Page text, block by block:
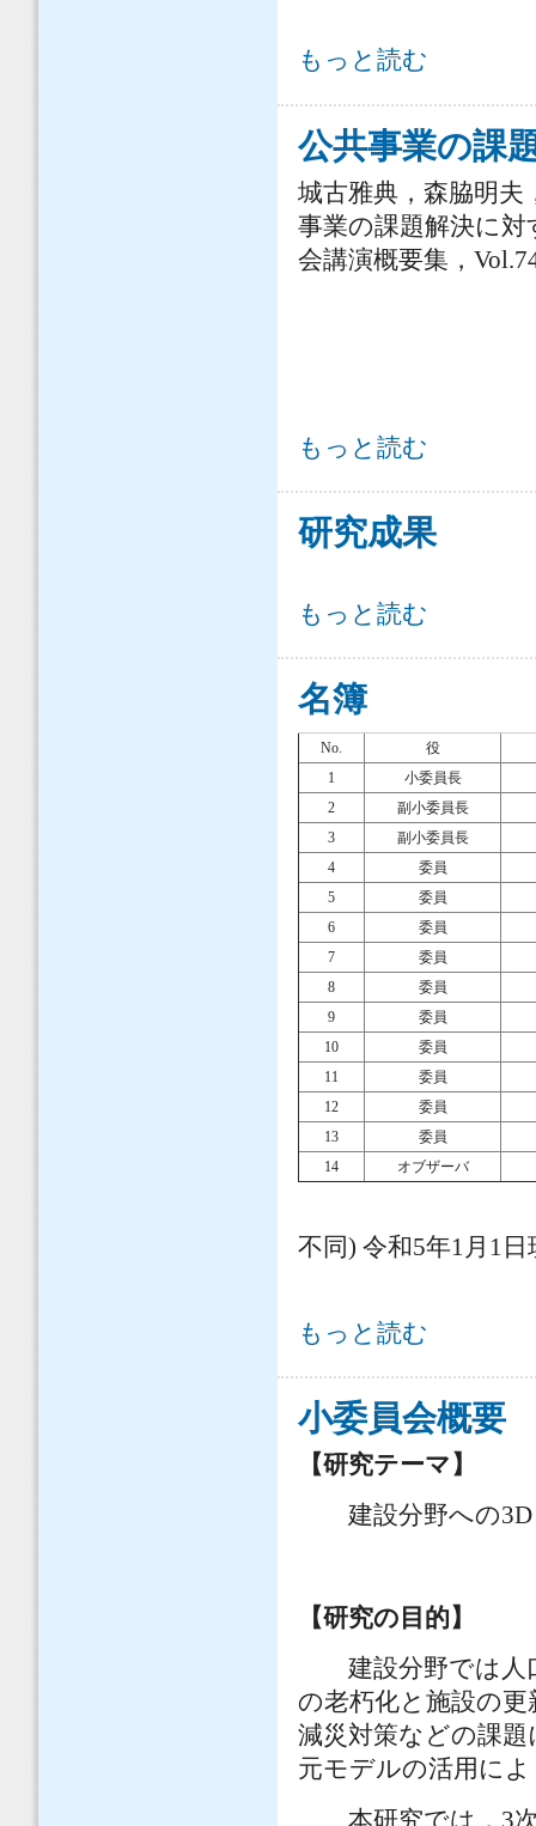
橋脚の3次元モデルに幾何公差を適
もっと読む
公共事業の課
城古雅典，森脇明夫
事業の課題解決に対
会講演概要集，
公共事業の課題解決に対する幾何公
もっと読む
研究成果
研究成果 について
もっと読む
名簿
No.
役
1
小委員長
2
副小委員長
3
副小委員長
4
委員
5
委員
6
委員
7
委員
8
委員
9
委員
10
委員
11
委員
12
委員
13
委員
14
オブザーバ
不同) 令和5年1月1日
名簿 について
もっと読む
小委員会概要
【研究テーマ】
建設分野への3D
【研究の目的】
建設分野では人口
の老朽化と施設の更
減災対策などの課
元モデルの活用に
本研究では，3次